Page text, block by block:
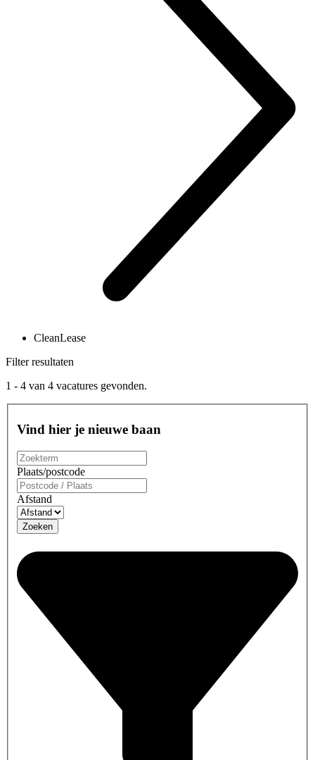
CleanLease
Filter resultaten
1 - 4 van 4 vacatures gevonden.
Vind hier je nieuwe baan
Plaats/postcode
Afstand
Zoeken